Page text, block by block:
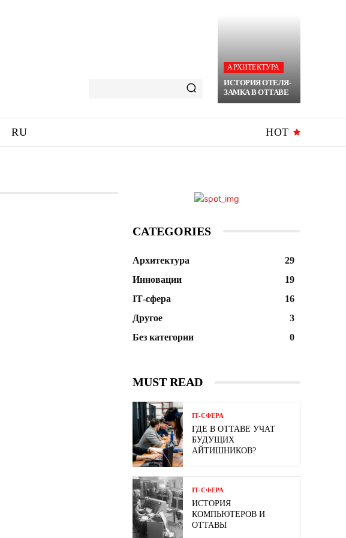
АРХИТЕКТУРА
ИСТОРИЯ ОТЕЛЯ-
ЗАМКА В ОТТАВЕ
RU HOT
CATEGORIES
Архитектура
29
Инновации
19
ІТ-сфера
16
Другое
3
Без категории
0
MUST READ
ІТ-СФЕРА
ГДЕ В ОТТАВЕ УЧАТ
БУДУЩИХ
АЙТИШНИКОВ?
ІТ-СФЕРА
ИСТОРИЯ
КОМПЬЮТЕРОВ И
ОТТАВЫ